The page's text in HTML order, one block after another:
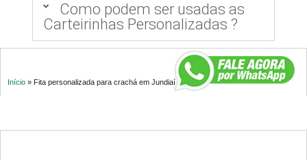
Como podem ser usadas as
Carteirinhas Personalizadas ?
Início » Fita personalizada para crachá em Jundiaí – SP